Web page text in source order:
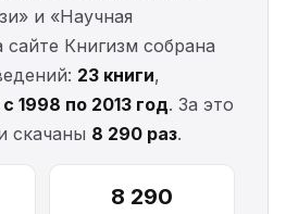
и «Научная
Книгизм собрана
23 книги,
с 1998 по 2013 год. За это
скачаны 8 290 раз.
8 290